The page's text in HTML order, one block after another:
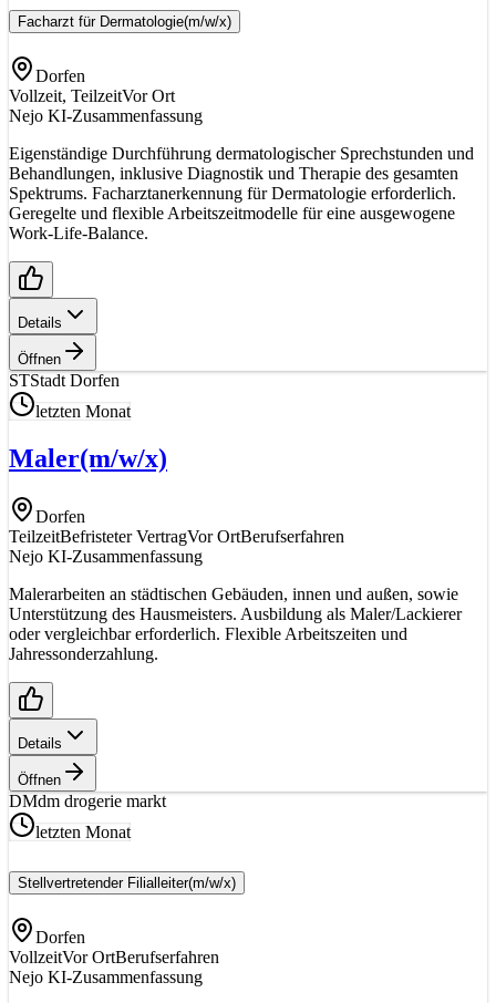
Facharzt für Dermatologie(m/w/x)
Dorfen
Vollzeit, TeilzeitVor Ort
Nejo KI-Zusammenfassung
Eigenständige Durchführung dermatologischer Sprechstunden und
Behandlungen, inklusive Diagnostik und Therapie des gesamten
Spektrums. Facharztanerkennung für Dermatologie erforderlich.
Geregelte und flexible Arbeitszeitmodelle für eine ausgewogene
Work-Life-Balance.
Details
Öffnen
STStadt Dorfen
letzten Monat
Maler(m/w/x)
Dorfen
TeilzeitBefristeter VertragVor OrtBerufserfahren
Nejo KI-Zusammenfassung
Malerarbeiten an städtischen Gebäuden, innen und außen, sowie
Unterstützung des Hausmeisters. Ausbildung als Maler/Lackierer
oder vergleichbar erforderlich. Flexible Arbeitszeiten und
Jahressonderzahlung.
Details
Öffnen
DMdm drogerie markt
letzten Monat
Stellvertretender Filialleiter(m/w/x)
Dorfen
VollzeitVor OrtBerufserfahren
Nejo KI-Zusammenfassung